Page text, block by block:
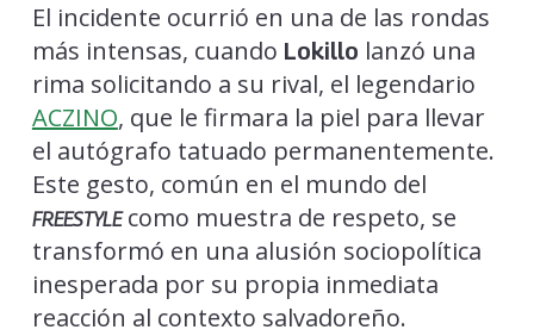
El incidente ocurrió en una de las rondas
más intensas, cuando Lokillo lanzó una
rima solicitando a su rival, el legendario
ACZINO, que le firmara la piel para llevar
el autógrafo tatuado permanentemente.
Este gesto, común en el mundo del
FREESTYLEcomo muestra de respeto, se
transformó en una alusión sociopolítica
inesperada por su propia inmediata
reacción al contexto salvadoreño.